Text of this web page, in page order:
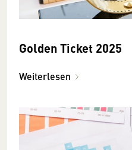
Golden Ticket 2025
Weiterlesen